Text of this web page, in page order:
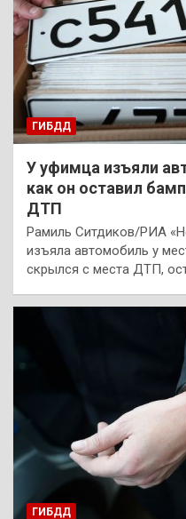
ГИБДД
У уфимца изъяли
как он оставил
ДТП
Рамиль Ситдиков/РИА
изъяла автомобиль у
скрылся с места ДТП,
ГИБДД